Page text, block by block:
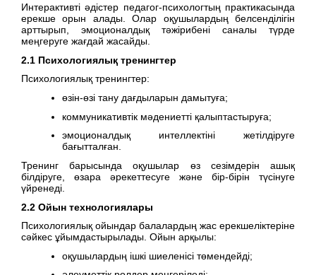
Интерактивті әдістер педагог-психологтың практикасында
ерекше орын алады. Олар оқушылардың белсенділігін
арттырып, эмоционалдық тәжірибені саналы түрде
меңгеруге жағдай жасайды.
2.1 Психологиялық тренингтер
Психологиялық тренингтер:
өзін-өзі тану дағдыларын дамытуға;
коммуникативтік мәдениетті қалыптастыруға;
эмоционалдық интеллектіні жетілдіруге
бағытталған.
Тренинг барысында оқушылар өз сезімдерін ашық
білдіруге, өзара әрекеттесуге және бір-бірін түсінуге
үйренеді.
2.2 Ойын технологиялары
Психологиялық ойындар балалардың жас ерекшеліктеріне
сәйкес ұйымдастырылады. Ойын арқылы:
оқушылардың ішкі шиеленісі төмендейді;